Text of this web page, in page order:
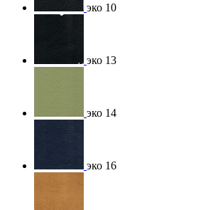
эко 10
эко 13
эко 14
эко 16